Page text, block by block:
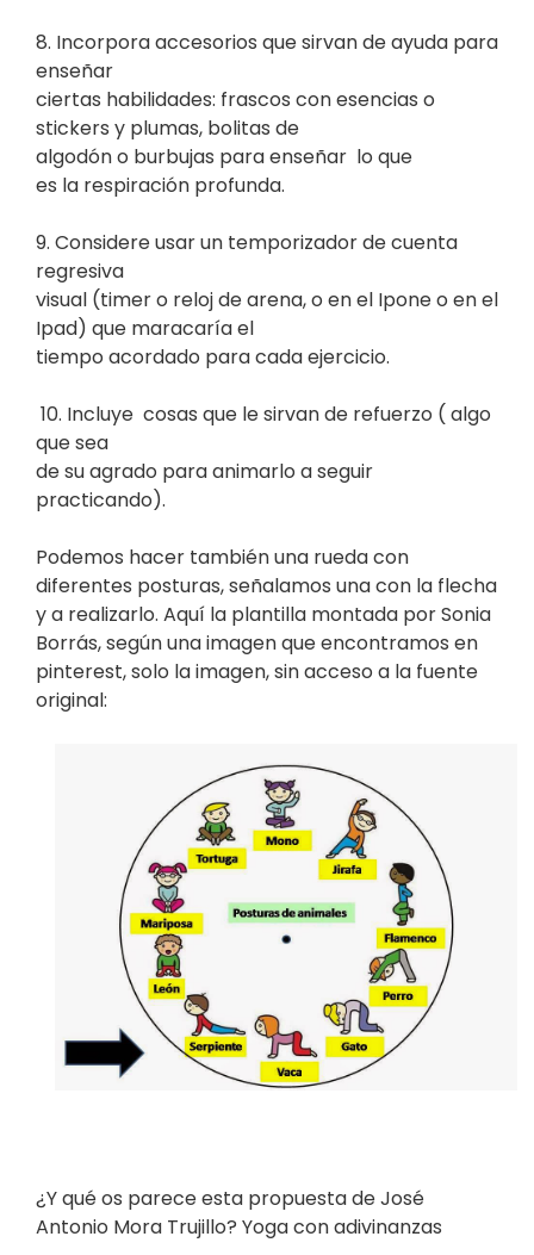
8. Incorpora accesorios que sirvan de ayuda para
enseñar
ciertas habilidades: frascos con esencias o
stickers y plumas, bolitas de
algodón o burbujas para enseñar lo que
es la respiración profunda.
9. Considere usar un temporizador de cuenta
regresiva
visual (timer o reloj de arena, o en el Ipone o en el
Ipad) que maracaría el
tiempo acordado para cada ejercicio.
10. Incluye cosas que le sirvan de refuerzo ( algo
que sea
de su agrado para animarlo a seguir
practicando).
Podemos hacer también una rueda con
diferentes posturas, señalamos una con la flecha
y a realizarlo. Aquí la plantilla montada por Sonia
Borrás, según una imagen que encontramos en
pinterest, solo la imagen, sin acceso a la fuente
original:
¿Y qué os parece esta propuesta de José
Antonio Mora Trujillo? Yoga con adivinanzas